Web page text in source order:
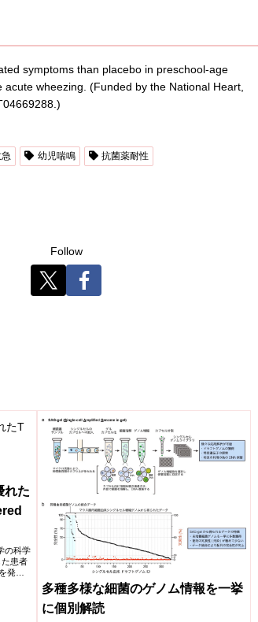
symptoms than placebo in preschool-age
wheezing. (Funded by the National Heart,
幼児喘鳴 抗菌薬耐性
Follow
れた
の科学
患者
発見
多種多様な細菌のゲノム情報を一挙
に個別解読